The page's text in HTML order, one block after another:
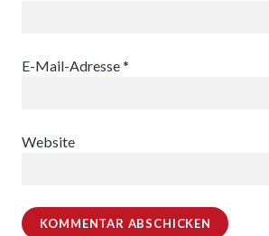
E-Mail-Adresse*
Website